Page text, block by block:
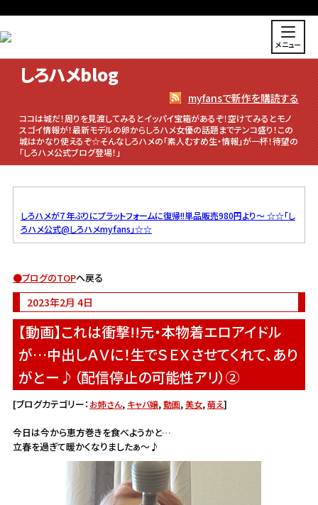
メニュー
しろハメblog
myfansで新作を購読する
ココは城だ！周りを見渡してみるとイッパイ宝箱があるぞ！空けてみるとモノ
スゴイ情報が！最新モデルの卵からしろハメ女優の話題までテンコ盛り！この
城はかなり使えるぞ☆そんなしろハメの「素人むすめ生・情報」が一杯！待望の
「しろハメ公式ブログ登場！」
しろハメが７年ぶりにプラットフォームに復帰!!単品販売980円より～☆☆「し
ろハメ公式@しろハメmyfans」☆☆
●ブログのTOPへ戻る
2023年2月 4日
【動画】これは衝撃!!元・本物着エロアイドル
が…中出しＡＶに！生でＳＥＸさせてくれて、あり
がとー♪（配信停止の可能性アリ）②
[ブログカテゴリー： お姉さん, キャバ嬢,動画,美女,萌え]
今日は今から恵方巻きを食べようかと…
立春を過ぎて暖かくなりましたぁ～♪